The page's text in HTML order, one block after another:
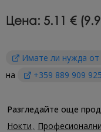
Цена: 5.11 €
Имате ли нужда
на
+359 889 909 925
Разгледайте още
Нокти